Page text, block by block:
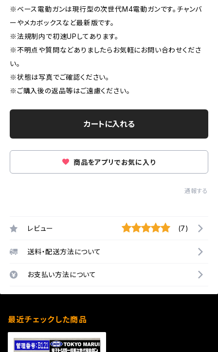
※ベース電動ガンは現行型の次世代M4電動ガンです。チャンバ
ーやメカボックスなど最新版です。
※法規制内で初速UPしてあります。
※不明点や質問などありましたらお気軽にお問い合わせくださ
い。
※状態は写真でご確認ください。
※ご購入後の返品等はご遠慮ください。
カートに入れる
商品をアプリでお気に入り
通報する
レビュー (7)
送料・配送方法について
お支払い方法について
最近チェックした商品